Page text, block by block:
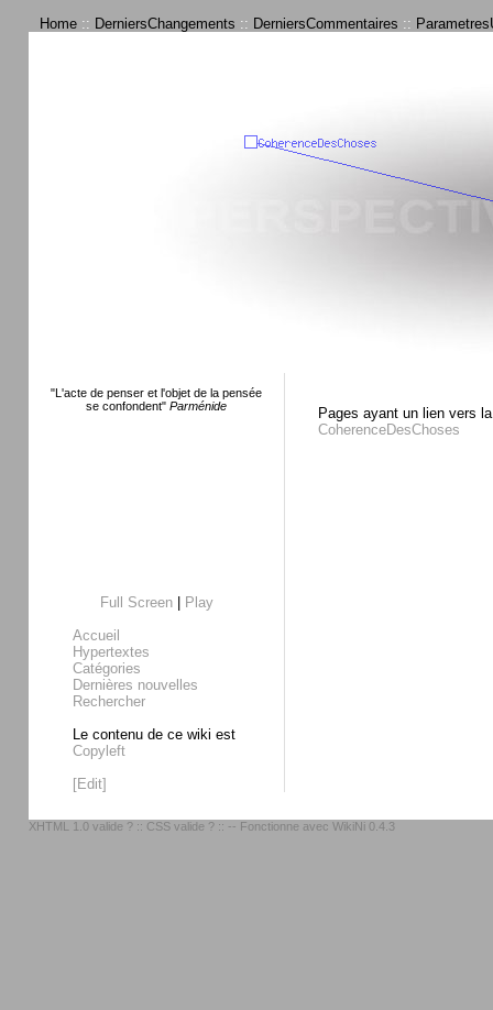
Home :: DerniersChangements :: DerniersCommentaires ::
"L'acte de penser et l'objet de la pensée
se confondent" Parménide
Full Screen|
Play
Accueil
Hypertextes
Catégories
Dernières nouvelles
Rechercher
Le contenu de ce wiki est
Copyleft
[Edit]
Pages ayant un lien vers
CoherenceDesChoses
XHTML 1.0 valide ? :: CSS valide ? :: -- Fonctionne avec WikiNi 0.4.3